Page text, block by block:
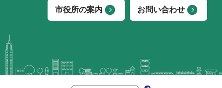
市役所の案内 お問い合わせ